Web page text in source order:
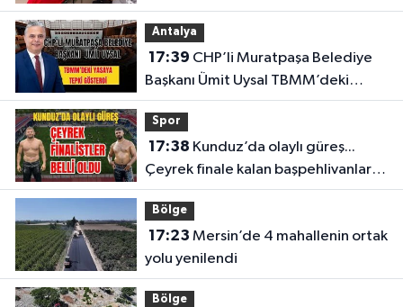
masaya yatırıldı
Antalya
17:39
Başkanı Ümit Uysal TBMM’deki
yasaya tepki gösterdi
Spor
17:38
Çeyrek finale kalan başpehlivanlar
belli oldu
Bölge
17:23
yolu yenilendi
Bölge